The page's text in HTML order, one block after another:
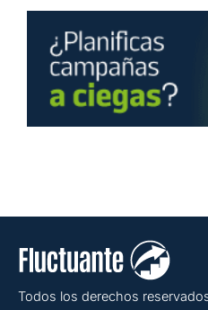
Todos los derechos